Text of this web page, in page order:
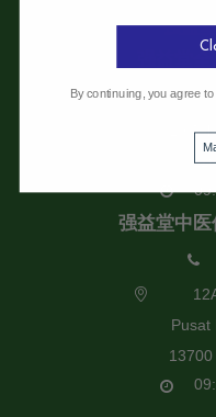
强益
19
强益堂中
Pusat
By continuing, you agree